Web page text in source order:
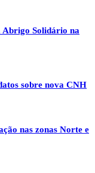
Abrigo Solidário na
sobre nova CNH
nas zonas Norte e